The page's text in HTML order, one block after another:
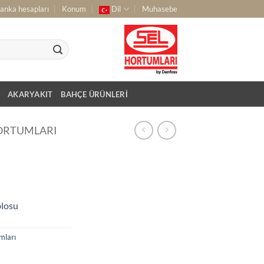
hesapları Konum Dil Muhasebe
AKARYAKIT BAHÇE ÜRÜNLERI